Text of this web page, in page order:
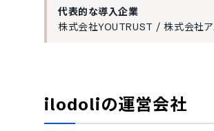
社員アンケート機能
アンケート設問設計
エンゲージメント分析機能
代表的な導入企業
株式会社YOUTRUST /株式会社ア
20〜49名
株式会社アスケイド
ilodoliの運営会社